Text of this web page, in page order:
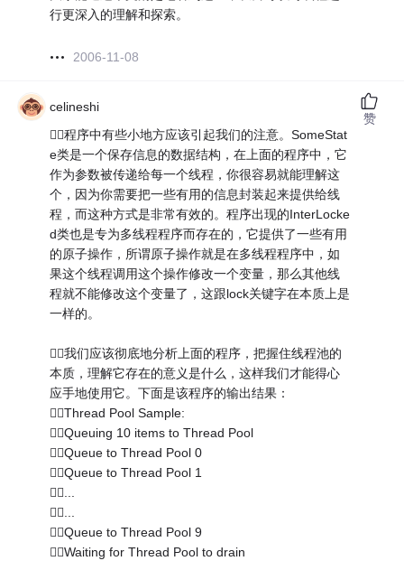
行更深入的理解和探索。
2006-11-08
celineshi
程序中有些小地方应该引起我们的注意。SomeStat
e类是一个保存信息的数据结构，在上面的程序中，它
作为参数被传递给每一个线程，你很容易就能理解这
个，因为你需要把一些有用的信息封装起来提供给线
程，而这种方式是非常有效的。程序出现的InterLocke
d类也是专为多线程程序而存在的，它提供了一些有用
的原子操作，所谓原子操作就是在多线程程序中，如
果这个线程调用这个操作修改一个变量，那么其他线
程就不能修改这个变量了，这跟lock关键字在本质上是
一样的。
我们应该彻底地分析上面的程序，把握住线程池的
本质，理解它存在的意义是什么，这样我们才能得心
应手地使用它。下面是该程序的输出结果：
Thread Pool Sample:
Queuing 10 items to Thread Pool
Queue to Thread Pool 0
Queue to Thread Pool 1
...
...
Queue to Thread Pool 9
Waiting for Thread Pool to drain
赞